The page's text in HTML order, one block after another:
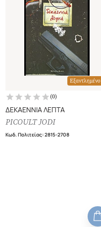
Εξαντλημένο
(0)
ΔΕΚΑΕΝΝΙΑ ΛΕΠΤΑ
PICOULT JODI
Κωδ. Πολιτείας:2815-2708